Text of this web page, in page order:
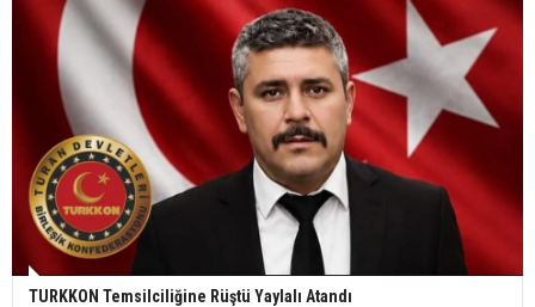
TURKKON Temsilciliğine Rüştü Yaylalı Atandı